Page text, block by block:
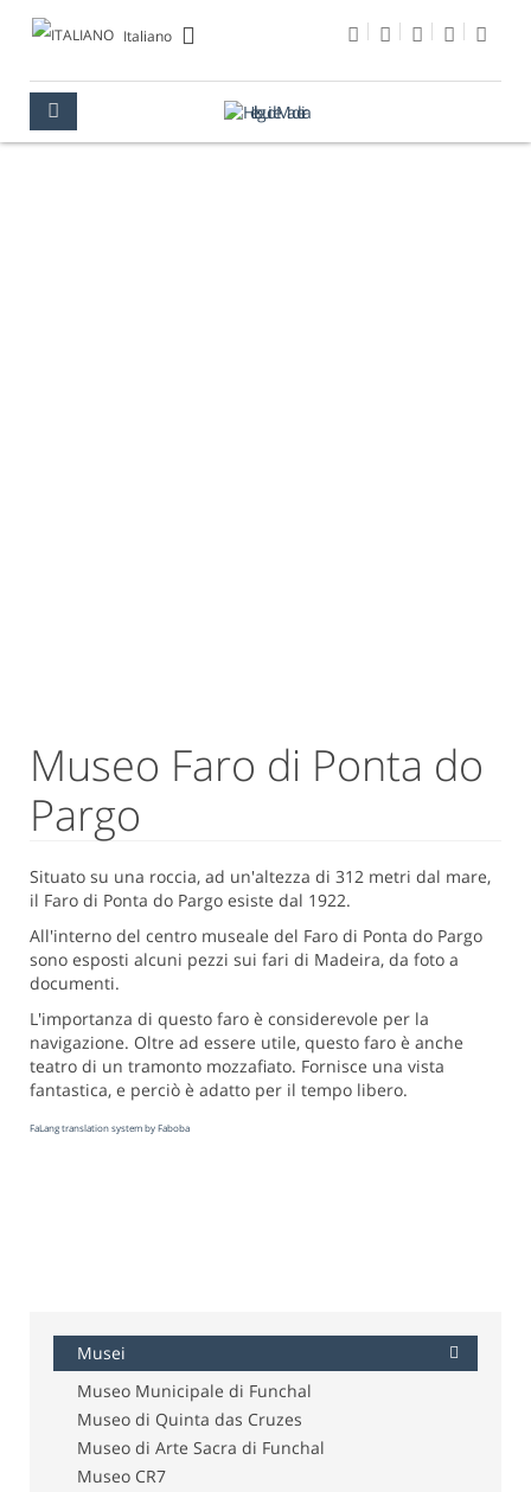
Italiano
Museo Faro di Ponta do
Pargo
Situato su una roccia, ad un'altezza di 312 metri dal mare,
il Faro di Ponta do Pargo esiste dal 1922.
All'interno del centro museale del Faro di Ponta do Pargo
sono esposti alcuni pezzi sui fari di Madeira, da foto a
documenti.
L'importanza di questo faro è considerevole per la
navigazione. Oltre ad essere utile, questo faro è anche
teatro di un tramonto mozzafiato. Fornisce una vista
fantastica, e perciò è adatto per il tempo libero.
FaLang translation system by Faboba
Musei
Museo Municipale di Funchal
Museo di Quinta das Cruzes
Museo di Arte Sacra di Funchal
Museo CR7